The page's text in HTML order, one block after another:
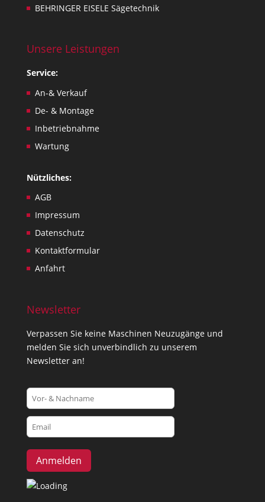
BEHRINGER EISELE Sägetechnik
Unsere Leistungen
Service:
An-& Verkauf
De- & Montage
Inbetriebnahme
Wartung
Nützliches:
AGB
Impressum
Datenschutz
Kontaktformular
Anfahrt
Newsletter
Verpassen Sie keine Maschinen Neuzugänge und
melden Sie sich unverbindlich zu unserem
Newsletter an!